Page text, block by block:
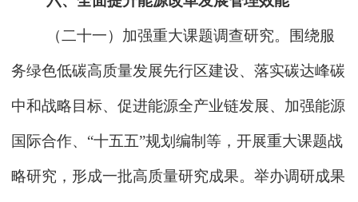
（二十一）加强重大课题调查研究。围绕服
务绿色低碳高质量发展先行区建设、落实碳达峰碳
中和战略目标、促进能源全产业链发展、加强能源
国际合作、“十五五”规划编制等，开展重大课题战
略研究，形成一批高质量研究成果。举办调研成果